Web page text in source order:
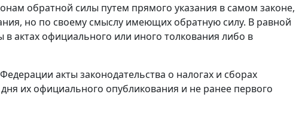
обратной силы путем прямого указания в самом законе,
но по своему смыслу имеющих обратную силу. В равной
актах официального или иного толкования либо в
акты законодательства о налогах и сборах
их официального опубликования и не ранее первого